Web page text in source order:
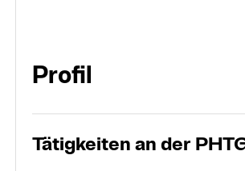
Profil
Tätigkeiten an der